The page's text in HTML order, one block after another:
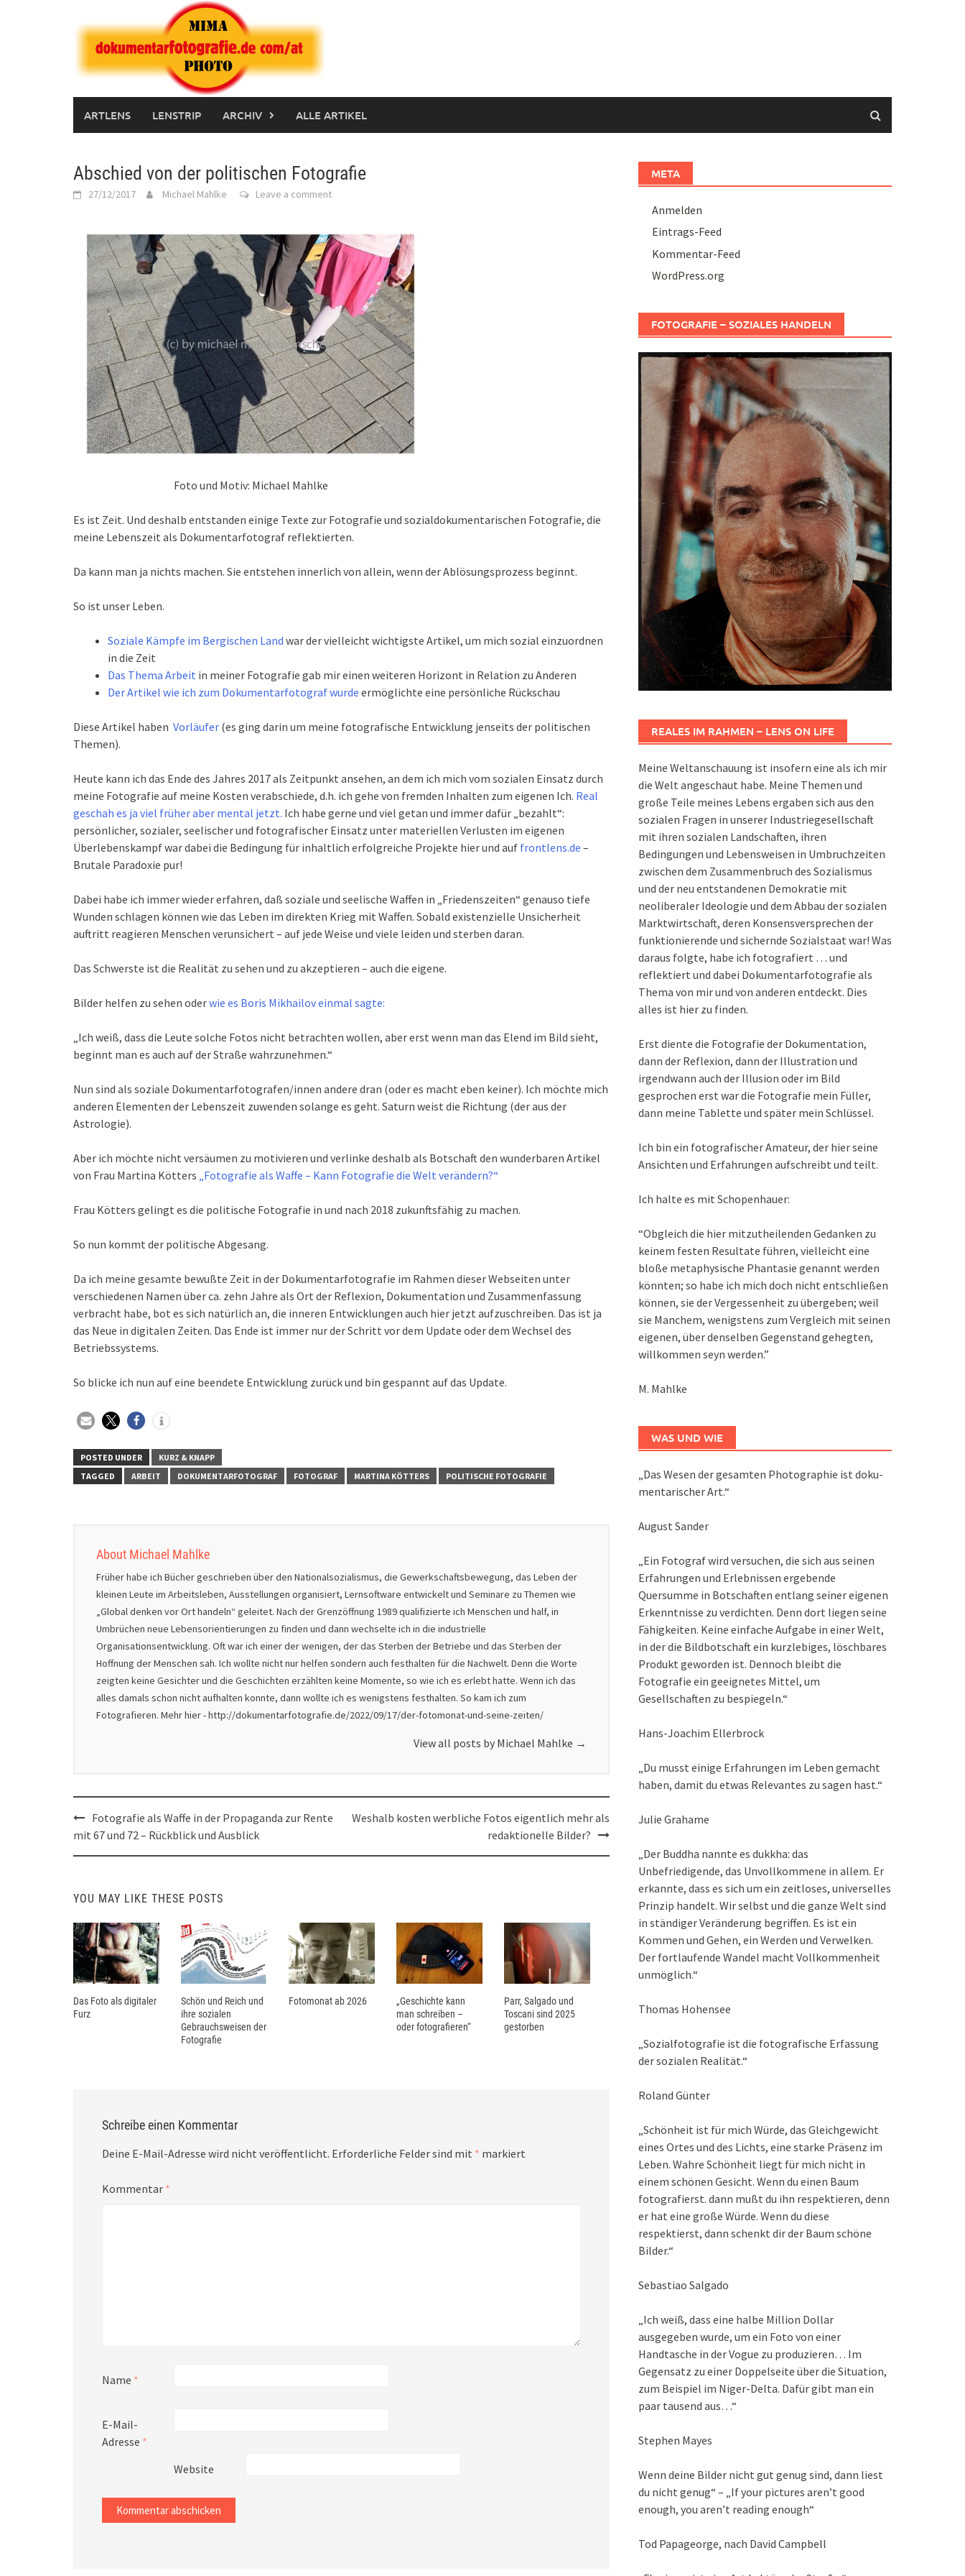
ARTLENS LENSTRIP ARCHIV ALLE ARTIKEL
Abschied von der politischen Fotografie
27/12/2017 Michael Mahlke Leave a comment
Foto und Motiv: Michael Mahlke
Es ist Zeit. Und deshalb entstanden einige Texte zur Fotografie und sozialdokumentarischen Fotografie, die
meine Lebenszeit als Dokumentarfotograf reflektierten.
Da kann man ja nichts machen. Sie entstehen innerlich von allein, wenn der Ablösungsprozess beginnt.
So ist unser Leben.
Soziale Kämpfe im Bergischen Land war der vielleicht wichtigste Artikel, um mich sozial einzuordnen
in die Zeit
Das Thema Arbeit in meiner Fotografie gab mir einen weiteren Horizont in Relation zu Anderen
Der Artikel wie ich zum Dokumentarfotograf wurde ermöglichte eine persönliche Rückschau
Diese Artikel haben Vorläufer (es ging darin um meine fotografische Entwicklung jenseits der politischen
Themen).
Heute kann ich das Ende des Jahres 2017 als Zeitpunkt ansehen, an dem ich mich vom sozialen Einsatz durch
meine Fotografie auf meine Kosten verabschiede, d.h. ich gehe von fremden Inhalten zum eigenen Ich. Real
geschah es ja viel früher aber mental jetzt. Ich habe gerne und viel getan und immer dafür „bezahlt“:
persönlicher, sozialer, seelischer und fotografischer Einsatz unter materiellen Verlusten im eigenen
Überlebenskampf war dabei die Bedingung für inhaltlich erfolgreiche Projekte hier und auf frontlens.de –
Brutale Paradoxie pur!
Dabei habe ich immer wieder erfahren, daß soziale und seelische Waffen in „Friedenszeiten“ genauso tiefe
Wunden schlagen können wie das Leben im direkten Krieg mit Waffen. Sobald existenzielle Unsicherheit
auftritt reagieren Menschen verunsichert – auf jede Weise und viele leiden und sterben daran.
Das Schwerste ist die Realität zu sehen und zu akzeptieren – auch die eigene.
Bilder helfen zu sehen oderwie es Boris Mikhailov einmal sagte:
„Ich weiß, dass die Leute solche Fotos nicht betrachten wollen, aber erst wenn man das Elend im Bild sieht,
beginnt man es auch auf der Straße wahrzunehmen.“
Nun sind als soziale Dokumentarfotografen/innen andere dran (oder es macht eben keiner). Ich möchte mich
anderen Elementen der Lebenszeit zuwenden solange es geht. Saturn weist die Richtung (der aus der
Astrologie).
Aber ich möchte nicht versäumen zu motivieren und verlinke deshalb als Botschaft den wunderbaren Artikel
von Frau Martina Kötters „Fotografie als Waffe – Kann Fotografie die Welt verändern?“
Frau Kötters gelingt es die politische Fotografie in und nach 2018 zukunftsfähig zu machen.
So nun kommt der politische Abgesang.
Da ich meine gesamte bewußte Zeit in der Dokumentarfotografie im Rahmen dieser Webseiten unter
verschiedenen Namen über ca. zehn Jahre als Ort der Reflexion, Dokumentation und Zusammenfassung
verbracht habe, bot es sich natürlich an, die inneren Entwicklungen auch hier jetzt aufzuschreiben. Das ist ja
das Neue in digitalen Zeiten. Das Ende ist immer nur der Schritt vor dem Update oder dem Wechsel des
Betriebssystems.
So blicke ich nun auf eine beendete Entwicklung zurück und bin gespannt auf das Update.
POSTED UNDER
KURZ & KNAPP
TAGGED
ARBEIT DOKUMENTARFOTOGRAF FOTOGRAF MARTINA KÖTTERS POLITISCHE FOTOGRAFIE
About Michael Mahlke
Früher habe ich Bücher geschrieben über den Nationalsozialismus, die Gewerkschaftsbewegung, das Leben der
kleinen Leute im Arbeitsleben, Ausstellungen organisiert, Lernsoftware entwickelt und Seminare zu Themen wie
„Global denken vor Ort handeln“ geleitet. Nach der Grenzöffnung 1989 qualifizierte ich Menschen und half, in
Umbrüchen neue Lebensorientierungen zu finden und dann wechselte ich in die industrielle
Organisationsentwicklung. Oft war ich einer der wenigen, der das Sterben der Betriebe und das Sterben der
Hoffnung der Menschen sah. Ich wollte nicht nur helfen sondern auch festhalten für die Nachwelt. Denn die Worte
zeigten keine Gesichter und die Geschichten erzählten keine Momente, so wie ich es erlebt hatte. Wenn ich das
alles damals schon nicht aufhalten konnte, dann wollte ich es wenigstens festhalten. So kam ich zum
Fotografieren. Mehr hier - http://dokumentarfotografie.de/2022/09/17/der-fotomonat-und-seine-zeiten/
View all posts by Michael Mahlke →
Post
navigation
Fotografie als Waffe in der Propaganda zur Rente
mit 67 und 72 – Rückblick und Ausblick
Weshalb kosten werbliche Fotos eigentlich mehr als
redaktionelle Bilder?
YOU MAY LIKE THESE POSTS
Das Foto als digitaler
Furz
Schön und Reich und
ihre sozialen
Gebrauchsweisen der
Fotografie
Fotomonat ab 2026
„Geschichte kann
man schreiben –
oder fotografieren“
Parr, Salgado und
Toscani sind 2025
gestorben
Schreibe einen Kommentar
Deine E-Mail-Adresse wird nicht veröffentlicht. Erforderliche Felder sind mit * markiert
Kommentar *
Name *
E-Mail-
Adresse *
Website
META
Anmelden
Eintrags-Feed
Kommentar-Feed
WordPress.org
FOTOGRAFIE – SOZIALES HANDELN
REALES IM RAHMEN – LENS ON LIFE
Meine Weltanschauung ist insofern eine als ich mir
die Welt angeschaut habe. Meine Themen und
große Teile meines Lebens ergaben sich aus den
sozialen Fragen in unserer Industriegesellschaft
mit ihren sozialen Landschaften, ihren
Bedingungen und Lebensweisen in Umbruchzeiten
zwischen dem Zusammenbruch des Sozialismus
und der neu entstandenen Demokratie mit
neoliberaler Ideologie und dem Abbau der sozialen
Marktwirtschaft, deren Konsensversprechen der
funktionierende und sichernde Sozialstaat war! Was
daraus folgte, habe ich fotografiert … und
reflektiert und dabei Dokumentarfotografie als
Thema von mir und von anderen entdeckt. Dies
alles ist hier zu finden.
Erst diente die Fotografie der Dokumentation,
dann der Reflexion, dann der Illustration und
irgendwann auch der Illusion oder im Bild
gesprochen erst war die Fotografie mein Füller,
dann meine Tablette und später mein Schlüssel.
Ich bin ein fotografischer Amateur, der hier seine
Ansichten und Erfahrungen aufschreibt und teilt.
Ich halte es mit Schopenhauer:
“Obgleich die hier mitzutheilenden Gedanken zu
keinem festen Resultate führen, vielleicht eine
bloße metaphysische Phantasie genannt werden
könnten; so habe ich mich doch nicht entschließen
können, sie der Vergessenheit zu übergeben; weil
sie Manchem, wenigstens zum Vergleich mit seinen
eigenen, über denselben Gegenstand gehegten,
willkommen seyn werden.”
M. Mahlke
WAS UND WIE
„Das We­sen der ge­sam­ten Pho­to­gra­phie ist do­ku­
men­ta­ri­scher Art.“
August Sander
„Ein Fotograf wird versuchen, die sich aus seinen
Erfahrungen und Erlebnissen ergebende
Quersumme in Botschaften entlang seiner eigenen
Erkenntnisse zu verdichten. Denn dort liegen seine
Fähigkeiten. Keine einfache Aufgabe in einer Welt,
in der die Bildbotschaft ein kurzlebiges, löschbares
Produkt geworden ist. Dennoch bleibt die
Fotografie ein geeignetes Mittel, um
Gesellschaften zu bespiegeln.“
Hans-Joachim Ellerbrock
„Du musst einige Erfahrungen im Leben gemacht
haben, damit du etwas Relevantes zu sagen hast.“
Julie Grahame
„Der Buddha nannte es dukkha: das
Unbefriedigende, das Unvollkommene in allem. Er
erkannte, dass es sich um ein zeitloses, universelles
Prinzip handelt. Wir selbst und die ganze Welt sind
in ständiger Veränderung begriffen. Es ist ein
Kommen und Gehen, ein Werden und Verwelken.
Der fortlaufende Wandel macht Vollkommenheit
unmöglich.“
Thomas Hohensee
„Sozialfotografie ist die fotografische Erfassung
der sozialen Realität.“
Roland Günter
„Schönheit ist für mich Würde, das Gleichgewicht
eines Ortes und des Lichts, eine starke Präsenz im
Leben. Wahre Schönheit liegt für mich nicht in
einem schönen Gesicht. Wenn du einen Baum
fotografierst. dann mußt du ihn respektieren, denn
er hat eine große Würde. Wenn du diese
respektierst, dann schenkt dir der Baum schöne
Bilder.“
Sebastiao Salgado
„Ich weiß, dass eine halbe Million Dollar
ausgegeben wurde, um ein Foto von einer
Handtasche in der Vogue zu produzieren… Im
Gegensatz zu einer Doppelseite über die Situation,
zum Beispiel im Niger-Delta. Dafür gibt man ein
paar tausend aus…“
Stephen Mayes
Wenn deine Bilder nicht gut genug sind, dann liest
du nicht genug“ – „If your pictures aren’t good
enough, you aren’t reading enough“
Tod Papageorge, nach David Campbell